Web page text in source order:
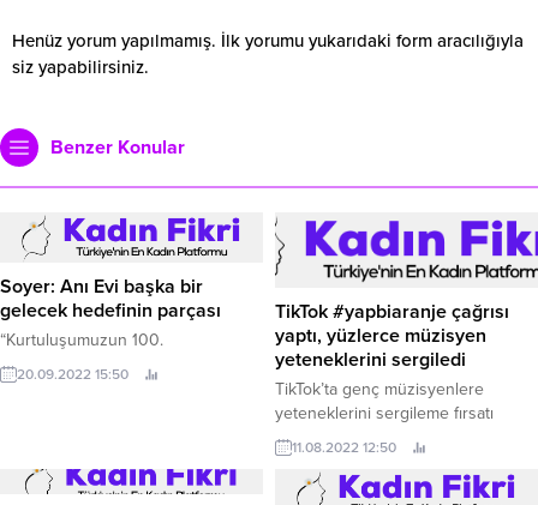
Henüz yorum yapılmamış. İlk yorumu yukarıdaki form aracılığıyla
siz yapabilirsiniz.
Benzer Konular
Soyer: Anı Evi başka bir
gelecek hedefinin parçası
“Kurtuluşumuzun 100.
20.09.2022 15:50
TikTok #yapbiaranje çağrısı
yaptı, yüzlerce müzisyen
yeteneklerini sergiledi
TikTok’ta genç müzisyenlere
yeteneklerini sergileme fırsatı
sunan #yapbiaranje challenge'ı 2
binden fazla videoyla 30 milyon
görüntülenmeyi aştı.
11.08.2022 12:50